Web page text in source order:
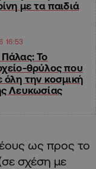
με τα παιδιά
16:53
Το
θρύλος που
όλη την κοσμική
Λευκωσίας
ως προς το
σχέση με